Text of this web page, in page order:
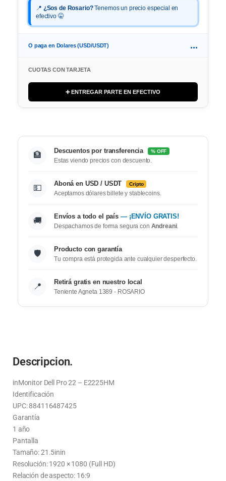
📍 ¿Sos de Rosario?Tenemos un precio especial en
efectivo 🤫
O paga en Dolares (USD/USDT) ...
CUOTAS CON TARJETA
➕ ENTREGAR PARTE EN EFECTIVO
🏦 Descuentos por transferencia % OFF
Estas viendo precios con descuento.
💵 Aboná en USD / USDT Cripto
Aceptamos dólares billete y stablecoins.
🚚 Envíos a todo el país — ¡ENVÍO GRATIS!
Despachamos de forma segura con Andreani.
🛡️ Producto con garantía
Tu compra está protegida ante cualquier desperfecto.
📍 Retirá gratis en nuestro local
Teniente Agneta 1389 - ROSARIO
Descripcion.
inMonitor Dell Pro 22 – E2225HM
Identificación
UPC: 884116487425
Garantía
1 año
Pantalla
Tamaño: 21.5inin
Resolución: 1920 × 1080 (Full HD)
Relación de aspecto: 16:9